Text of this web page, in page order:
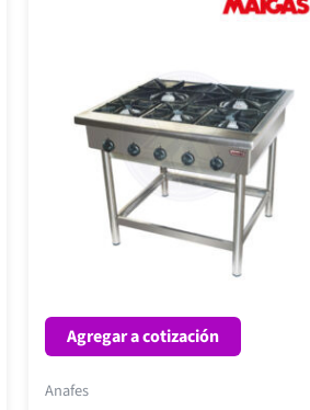
Agregar a cotización
Anafes